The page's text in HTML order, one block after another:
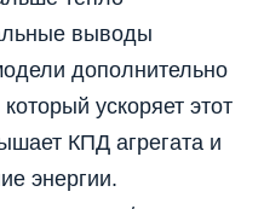
выводы
дополнительно
ускоряет этот
КПД агрегата и
энергии.